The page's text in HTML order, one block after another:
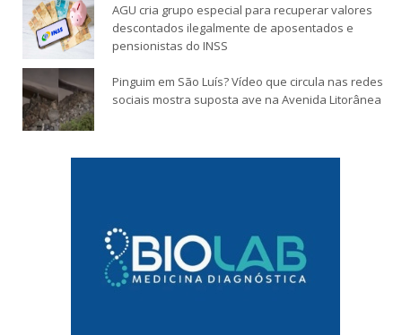
AGU cria grupo especial para recuperar valores
descontados ilegalmente de aposentados e
pensionistas do INSS
Pinguim em São Luís? Vídeo que circula nas redes
sociais mostra suposta ave na Avenida Litorânea